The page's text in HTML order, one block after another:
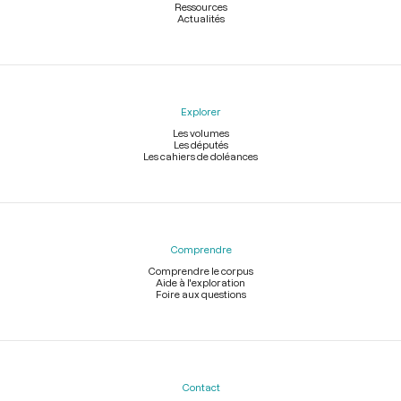
Ressources
Actualités
Explorer
Les volumes
Les députés
Les cahiers de doléances
Comprendre
Comprendre le corpus
Aide à l'exploration
Foire aux questions
Contact